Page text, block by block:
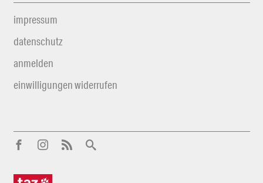
impressum
datenschutz
anmelden
einwilligungen widerrufen